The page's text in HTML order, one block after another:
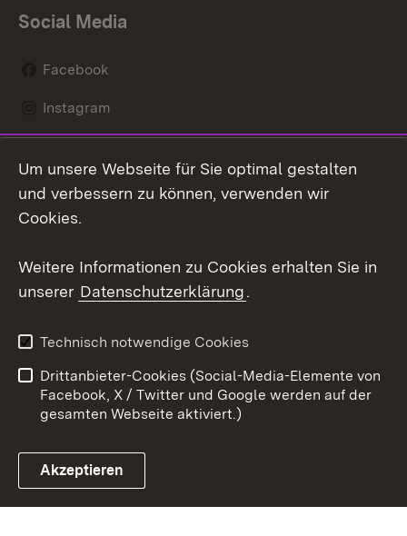
Social Media
Facebook
Instagram
Mastodon
Youtube
Link zum Landesportal
Kontakt
Datenschutz
Barrierefreiheit
Impressum Cookies
Um unsere Webseite für Sie optimal gestalten
und verbessern zu können, verwenden wir
Cookies.
Weitere Informationen zu Cookies erhalten Sie in
unserer Datenschutzerklärung.
Technisch notwendige Cookies
Drittanbieter-Cookies (Social-Media-Elemente von
Facebook, X / Twitter und Google werden auf der
gesamten Webseite aktiviert.)
Akzeptieren